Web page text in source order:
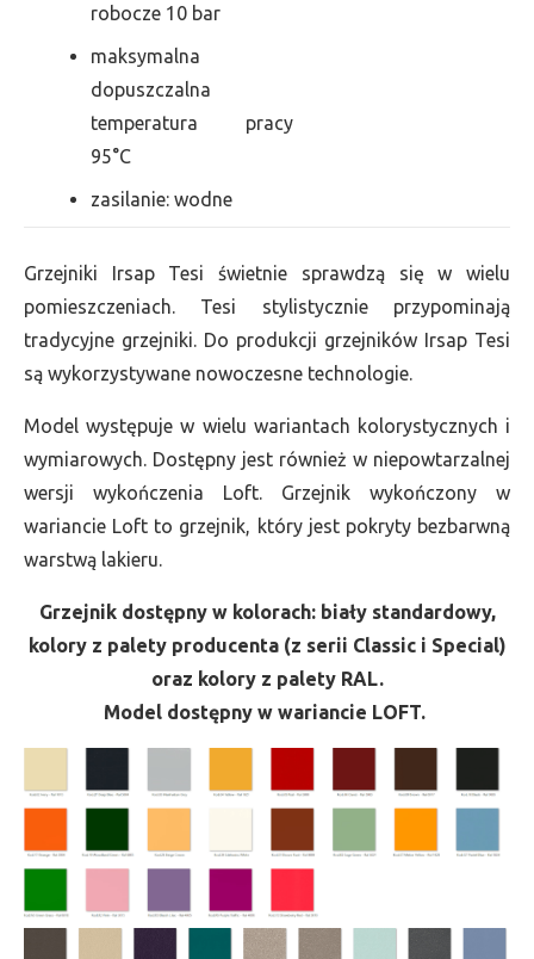
robocze 10 bar
maksymalna
dopuszczalna
temperatura pracy
95°C
zasilanie: wodne
Grzejniki Irsap Tesi świetnie sprawdzą się w wielu
pomieszczeniach. Tesi stylistycznie przypominają
tradycyjne grzejniki. Do produkcji grzejników Irsap Tesi
są wykorzystywane nowoczesne technologie.
Model występuje w wielu wariantach kolorystycznych i
wymiarowych. Dostępny jest również w niepowtarzalnej
wersji wykończenia Loft. Grzejnik wykończony w
wariancie Loft to grzejnik, który jest pokryty bezbarwną
warstwą lakieru.
Grzejnik dostępny w kolorach: biały standardowy,
kolory z palety producenta (z serii Classic i Special)
oraz kolory z palety RAL.
Model dostępny w wariancie LOFT.